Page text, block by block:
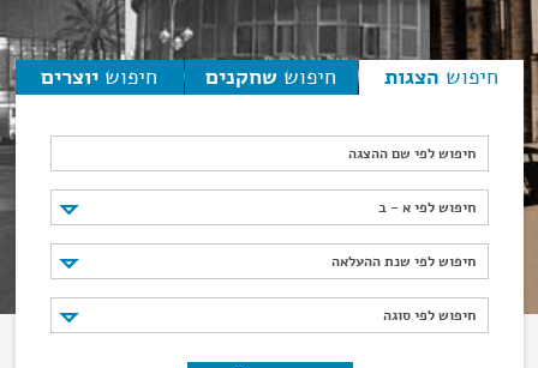
חיפוש הצגות חיפוש שחקנים חיפוש יוצרים
חיפוש לפי שם ההצגה
חיפוש לפי א - ב
חיפוש לפי א - ב
חיפוש לפי שנת ההעלאה
חיפוש לפי שנת ההעלאה
חיפוש לפי סוגה
חיפוש לפי סוגה